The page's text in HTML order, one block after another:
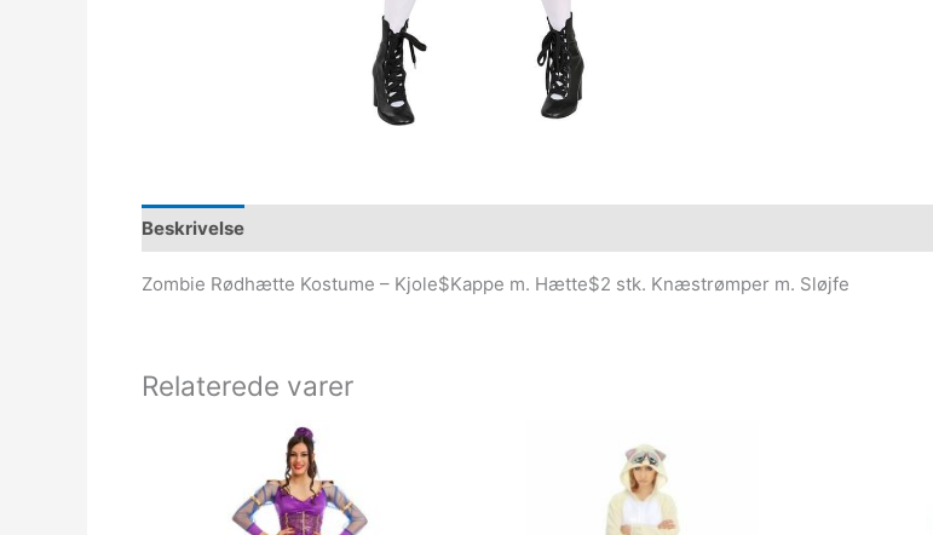
Beskrivelse
Zombie Rødhætte Kostume – Kjole$Kappe m. Hætte$2 stk. Knæstrømper m. Sløjfe
Relaterede varer